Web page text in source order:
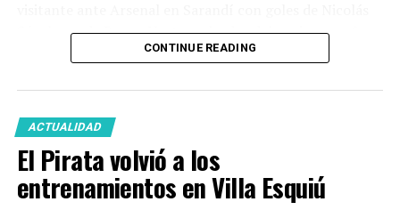
Sánchez y de Bruno Nasta, goleador del equipo con 8
tantos, que no estará en el partido frente a San Martin
rival.
El técnico académico ya cuenta entre las opciones
disponibles a Sebastián Marfort y a Julían Vignolo.
Matías Pardo que cumplió la suspensión por cinco
amarillas ante Arsenal también está a disposición.
CONTINUE READING
ACTUALIDAD
El Pirata volvió a los
entrenamientos en Villa Esquiú